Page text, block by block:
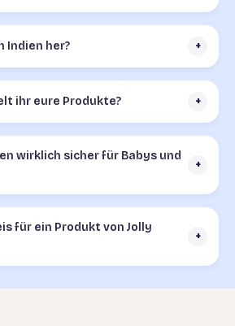
Indien her? +
ihr eure Produkte? +
wirklich sicher für Babys und
+
für ein Produkt von Jolly
+